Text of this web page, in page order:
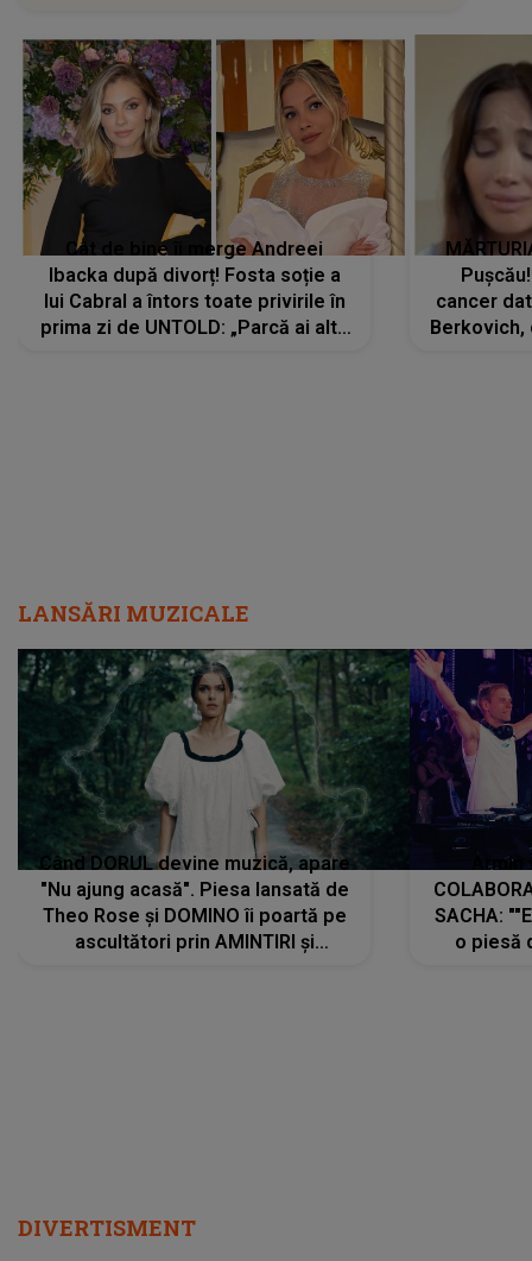
Cât de bine îi merge Andreei
Ibacka după divorț! Fosta soție a
lui Cabral a întors toate privirile în
prima zi de UNTOLD: „Parcă ai altă
cancer
Berkovich,
LANSĂRI MUZICALE
Când DORUL devine muzică, apare
"Nu ajung acasă". Piesa lansată de
Theo Rose și DOMINO îi poartă pe
ascultători prin AMINTIRI și
SACHA:
o piesă
DIVERTISMENT